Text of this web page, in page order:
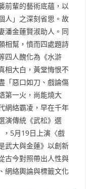
前輩的藝術底蘊，以
人」之深刻省思。故
潘金蓮賢淑助人。同
相幫，憤而四處題詩
四人醜化為《水滸
相大白，黃堂悔恨不
「惡口如刀、戲論傷
第一火，尚能燒大
網絡霸凌，早在千年
演傳統《武松》選
，5月19日上演〈戲
武大與金蓮》以創新
古今對照帶出人性與
網絡輿論與標籤文化